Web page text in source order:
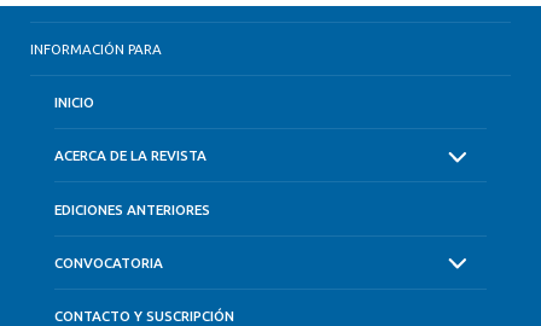
INFORMACIÓN PARA
INICIO
ACERCA DE LA REVISTA
EDICIONES ANTERIORES
CONVOCATORIA
CONTACTO Y SUSCRIPCIÓN